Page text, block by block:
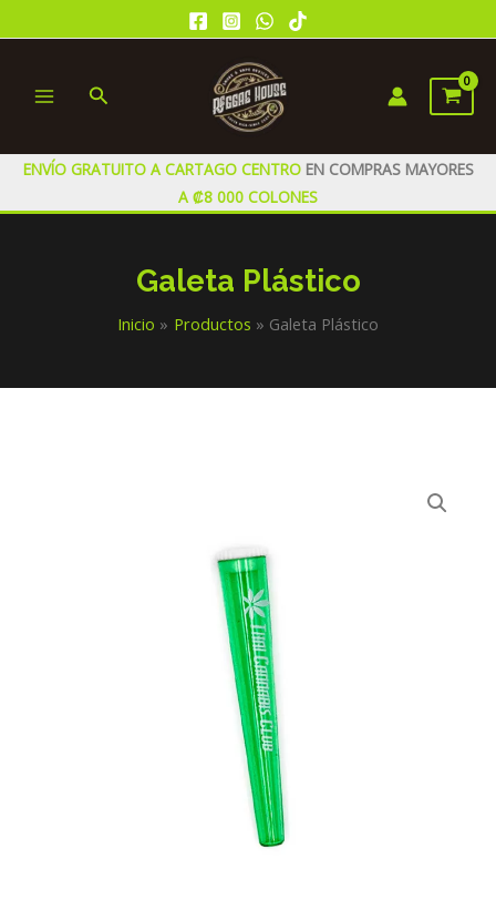
al
MENU
Buscar
ENVÍO GRATUITO A CARTAGO CENTRO EN COMPRAS MAYORES
A ₡8 000 COLONES
Galeta Plástico
Inicio Productos Galeta Plástico